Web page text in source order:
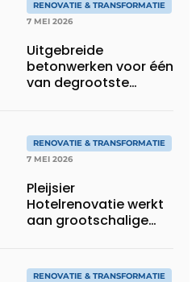
RENOVATIE & TRANSFORMATIE
7 MEI 2026
Uitgebreide
betonwerken voor één
van degrootste
van Europa
RENOVATIE & TRANSFORMATIE
7 MEI 2026
Pleijsier
Hotelrenovatie werkt
aan grootschalige
Landgraaf
RENOVATIE & TRANSFORMATIE